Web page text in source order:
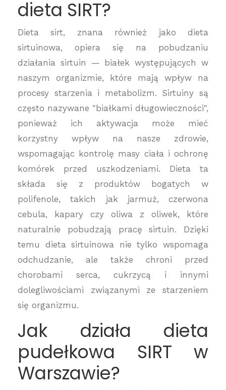
dieta SIRT?
Dieta sirt, znana również jako dieta
sirtuinowa, opiera się na pobudzaniu
działania sirtuin — białek występujących w
naszym organizmie, które mają wpływ na
procesy starzenia i metabolizm. Sirtuiny są
często nazywane "białkami długowieczności",
ponieważ ich aktywacja może mieć
korzystny wpływ na nasze zdrowie,
wspomagając kontrolę masy ciała i ochronę
komórek przed uszkodzeniami. Dieta ta
składa się z produktów bogatych w
polifenole, takich jak jarmuż, czerwona
cebula, kapary czy oliwa z oliwek, które
naturalnie pobudzają pracę sirtuin. Dzięki
temu dieta sirtuinowa nie tylko wspomaga
odchudzanie, ale także chroni przed
chorobami serca, cukrzycą i innymi
dolegliwościami związanymi ze starzeniem
się organizmu.
Jak działa dieta
pudełkowa SIRT w
Warszawie?